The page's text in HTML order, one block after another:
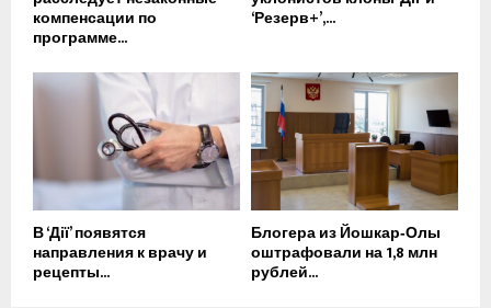
компенсации по
программе...
‘Резерв+’,...
В ‘Дії’ появятся
направления к врачу и
рецепты...
Блогера из Йошкар‑Олы
оштрафовали на 1,8 млн
рублей...